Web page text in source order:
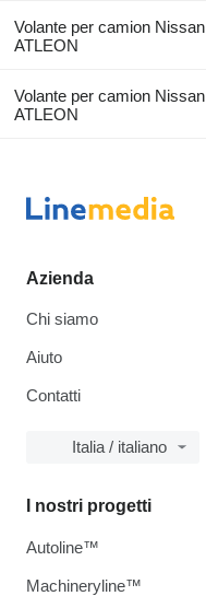
Volante per camion Nissan
ATLEON
Volante per camion Nissan
ATLEON
Azienda
Chi siamo
Aiuto
Contatti
Italia / italiano
I nostri progetti
Autoline™
Machineryline™